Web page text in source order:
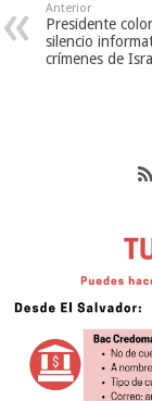
Anterior
Presidente
silencio
crímenes de